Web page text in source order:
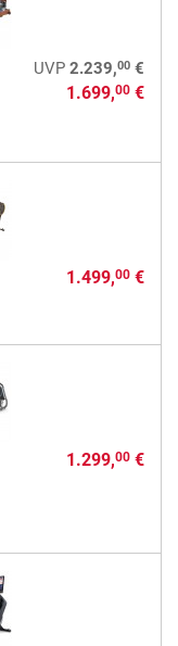
UVP 2.239,00€
1.699,00€
1.499,00€
1.299,00€